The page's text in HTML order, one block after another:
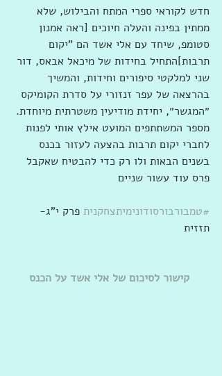
חדש לקוראי ספרי המתח והבילוש, שלא
ממתין בפינה והעלה חיוכים [ראה אמנון
סטומפ, שיחד עם אלי אשד הם "יקום
תרבות]התחיל בחידות של מיכאל אבאס, דור
שני למלקטי סיפורים וחידות, והמשיך
בהרצאה של עפר זנזורי על סדרת הקומיקס
״המגשר״, יחידת מודיעין משטרתית מיוחדת.
מספר המשתתפים המועט אילץ אותי לפנות
לחברי יקום תרבות בהצעה לעזור בכנס
בשנים הבאות ולו רק כדי להבטיח שאקבל
פרס עוד עשור שניים
#טמבורבורסודונימיתצחקנית פרק י"ג-
תזזית
קישור לסיכום של אלי אשד על הכנס